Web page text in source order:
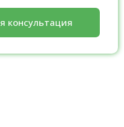
консультация